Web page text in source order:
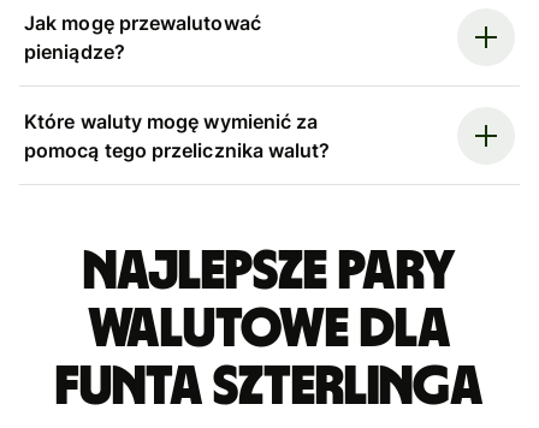
Jak mogę przewalutować
pieniądze?
Które waluty mogę wymienić za
pomocą tego przelicznika walut?
Najlepsze pary
walutowe dla
funta szterlinga